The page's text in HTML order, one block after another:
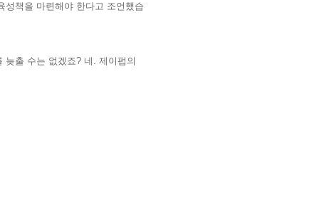
성책을 마련해야 한다고 조언했습
늦출 수는 없겠죠? 네 . 제이펍의